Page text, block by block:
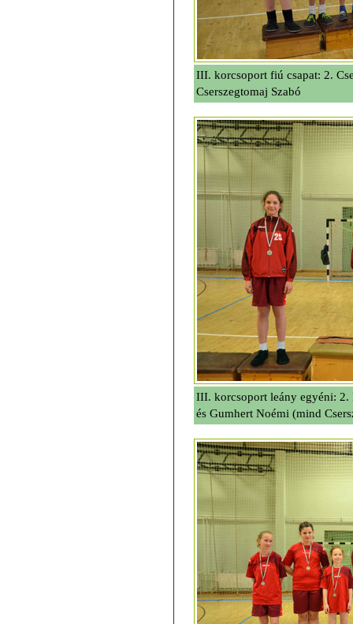
III. korcsoport fiú csapat: 2.
Cserszegtomaj Szabó
III. korcsoport leány egyéni: 2.
és Gumhert Noémi (mind